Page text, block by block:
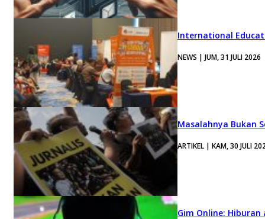
International
NEWS | JUM, 31 JULI 2026
Masalahnya Bukan
ARTIKEL | KAM, 30 JULI
Gim Online: